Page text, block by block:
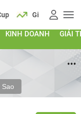
Giá vàng
KINH DOANH GIẢI
Sao